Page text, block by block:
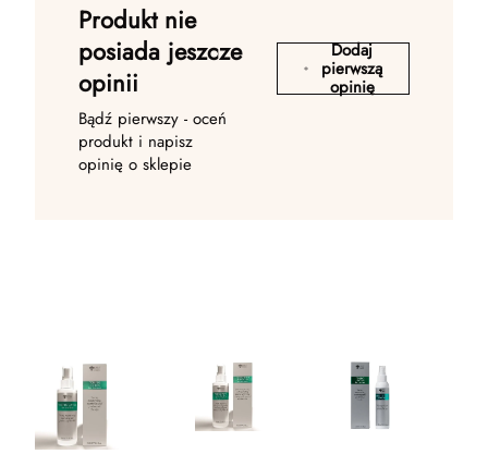
Produkt nie
posiada jeszcze
opinii
Bądź pierwszy - oceń
produkt i napisz
opinię o sklepie
Dodaj
pierwszą
opinię